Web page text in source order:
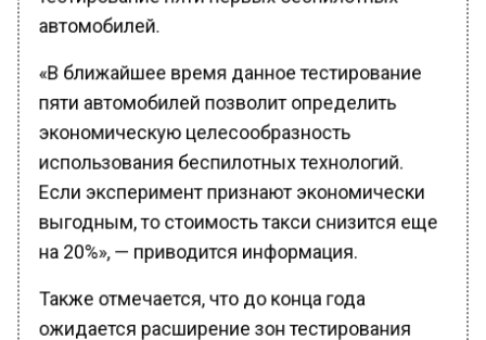
автомобилей.
«В ближайшее время данное тестирование
пяти автомобилей позволит определить
экономическую целесообразность
использования беспилотных технологий.
Если эксперимент признают экономически
выгодным, то стоимость такси снизится еще
на 20%», — приводится информация.
Также отмечается, что до конца года
ожидается расширение зон тестирования